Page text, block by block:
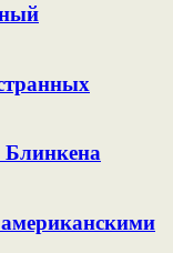
Блинкена
американскими